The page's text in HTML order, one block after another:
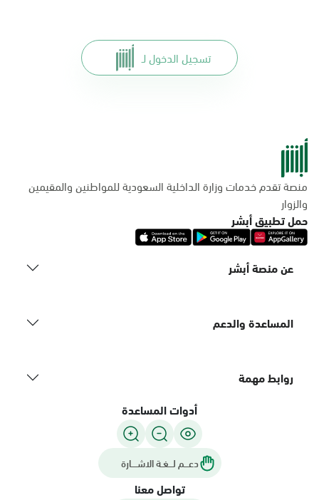
تسجيل الدخول لـ
منصة تقدم خدمات وزارة الداخلية السعودية للمواطنين والمقيمين
والزوار
حمل تطبيق أبشر
عن منصة أبشر
المساعدة والدعم
روابط مهمة
أدوات المساعدة
دعـــم لـــغـة الاشــــارة
تواصل معنا